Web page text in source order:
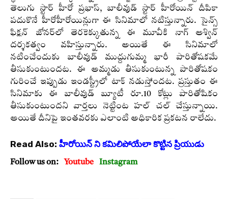
తెలుగు స్టార్ హీరో ప్రభాస్, బాలీవుడ్ స్టార్ హీరోయిన్ దీపికా
పదుకొనే హీరోహీరోయిన్లుగా ఈ సినిమాలో నటిస్తున్నారు. సైన్స్
ఫిక్షన్‌ జోనర్‌లో తెరకెక్కుతున్న ఈ మూవీకి నాగ్‌ అశ్విన్‌
దర్శకత్వం వహిస్తున్నారు. అయితే ఈ సినిమాలో
నటించేందుకు బాలీవుడ్ ముద్దుగుమ్మ భారీ పారితోషకమే
తీసుకుంటుందట. ఈ అమ్మడు తీసుకుంటున్న పారితోషకం
గురించే ఇప్పుడు ఇండస్ట్రీలో టాక్ నడుస్తోందట. ప్రస్తుతం ఈ
సినిమాకు ఈ బాలీవుడ్ బ్యూటీ రూ.10 కోట్లు పారితోషికం
తీసుకుంటుందని వార్తలు నెట్టింట హల్ చల్ చేస్తున్నాయి.
అయితే దీనిపై ఇంతవరకు ఎలాంటి అధికారిక ప్రకటన రాలేదు.
Read Also: హీరోయిన్ ని కమిలిపోయేలా కొట్టిన ప్రియుడు
Follow us on: Youtube Instagram